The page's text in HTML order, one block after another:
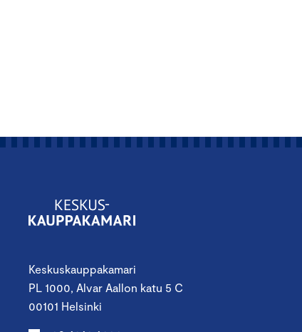
Keskuskauppakamari
PL 1000, Alvar Aallon katu 5 C
00101 Helsinki